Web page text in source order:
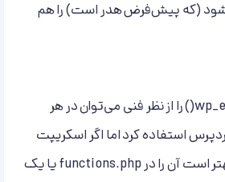
شود (که پیش‌فرض هدر است) را هم
تابع wp_enqueue_script() را از نظر فنی می‌توان در هر
استفاده کرد اما اگر اسکریپت
شما سراسری است، بهتر است آن را در functions.php یا یک